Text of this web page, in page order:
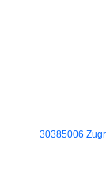
30385006